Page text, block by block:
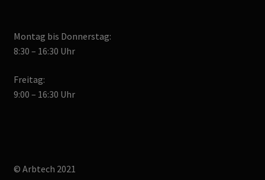
Montag bis Donnerstag:
8:30 – 16:30 Uhr
Freitag:
9:00 – 16:30 Uhr
© Arbtech 2021